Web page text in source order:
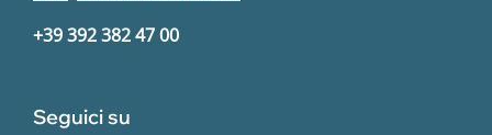
+39 392 382 47 00
Seguici su